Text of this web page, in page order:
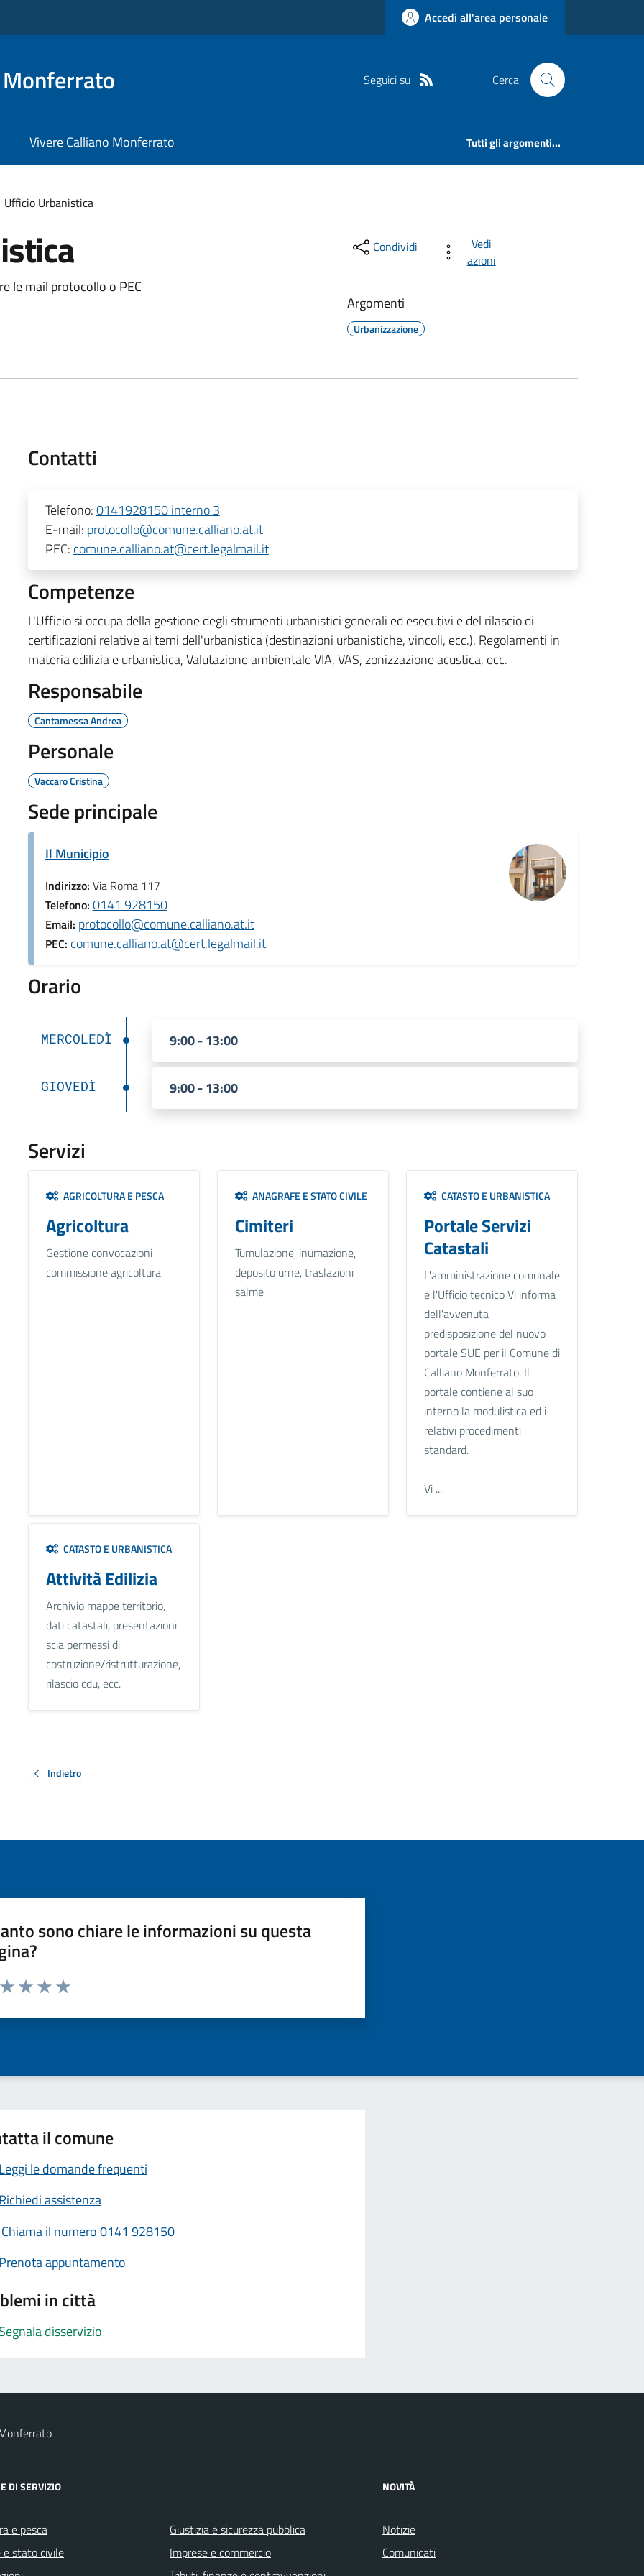
Accedi all'area personale
Monferrato Seguici su Cerca
Vivere Calliano Monferrato Tutti gli argomenti...
Ufficio Urbanistica
le mail protocollo o PEC
Condividi
Vedi
azioni
Argomenti
Urbanizzazione
Contatti
Telefono:0141928150 interno 3
E-mail: protocollo@comune.calliano.at.it
PEC: comune.calliano.at@cert.legalmail.it
Competenze
L'Ufficio si occupa della gestione degli strumenti urbanistici generali ed esecutivi e del rilascio di
certificazioni relative ai temi dell'urbanistica (destinazioni urbanistiche, vincoli, ecc.). Regolamenti in
materia edilizia e urbanistica, Valutazione ambientale VIA, VAS, zonizzazione acustica, ecc.
Responsabile
Cantamessa Andrea
Personale
Vaccaro Cristina
Sede principale
Il Municipio
Indirizzo: Via Roma 117
Telefono: 0141 928150
Email: protocollo@comune.calliano.at.it
PEC: comune.calliano.at@cert.legalmail.it
Orario
MERCOLEDÌ 9:00 - 13:00
GIOVEDÌ 9:00 - 13:00
Servizi
AGRICOLTURA E PESCA
Agricoltura
Gestione convocazioni
commissione agricoltura
ANAGRAFE E STATO CIVILE
Cimiteri
Tumulazione, inumazione,
deposito urne, traslazioni
salme
CATASTO E URBANISTICA
Portale Servizi
Catastali
L'amministrazione comunale
e l'Ufficio tecnico Vi informa
dell'avvenuta
predisposizione del nuovo
portale SUE per il Comune di
Calliano Monferrato. Il
portale contiene al suo
interno la modulistica ed i
relativi procedimenti
standard.
Vi ...
CATASTO E URBANISTICA
Attività Edilizia
Archivio mappe territorio,
dati catastali, presentazioni
scia permessi di
costruzione/ristrutturazione,
rilascio cdu, ecc.
Indietro
sono chiare le informazioni su questa
da 1 a 5 stelle la pagina
il comune
le domande frequenti
assistenza
Chiama il numero 0141 928150
appuntamento
in città
disservizio
DI SERVIZIO
e pesca
e stato civile
Giustizia e sicurezza pubblica
Imprese e commercio
NOVITÀ
Notizie
Comunicati